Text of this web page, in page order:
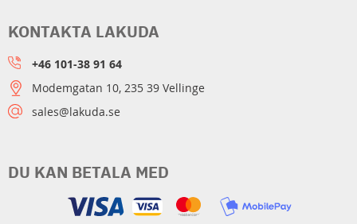
DU KAN BETALA MED
KONTAKTA LAKUDA
+46 101-38 91 64
Modemgatan 10, 235 39 Vellinge
sales@lakuda.se